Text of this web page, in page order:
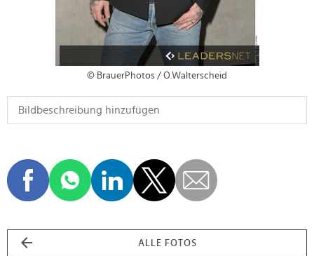
© BrauerPhotos / O.Walterscheid
ALLE FOTOS